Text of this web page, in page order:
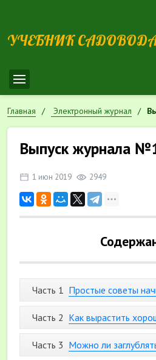
УЧЕБНИК
Главная Электронный журнал
Выпуск журнала
1 июн 2019 2949
Часть 1 Простые советы
Часть 2 Как вырастить
Часть 3 Можно ли